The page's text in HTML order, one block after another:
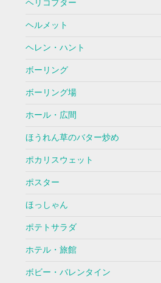
ヘリコプター
ヘルメット
ヘレン・ハント
ボーリング
ボーリング場
ホール・広間
ほうれん草のバター炒め
ポカリスウェット
ポスター
ほっしゃん
ポテトサラダ
ホテル・旅館
ボビー・バレンタイン